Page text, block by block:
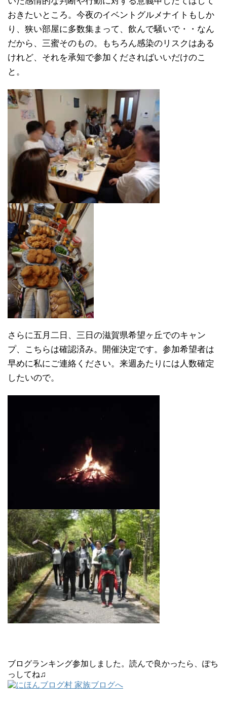
おきたいところ。今夜のイベントグルメナイトもしか
り、狭い部屋に多数集まって、飲んで騒いで・・なん
だから、三蜜そのもの。もちろん感染のリスクはある
けれど、それを承知で参加くださればいいだけのこ
と。
さらに五月二日、三日の滋賀県希望ヶ丘でのキャン
プ、こちらは確認済み。開催決定です。参加希望者は
早めに私にご連絡ください。来週あたりには人数確定
したいので。
ブログランキング参加しました。読んで良かったら、ぽち
っしてね♫